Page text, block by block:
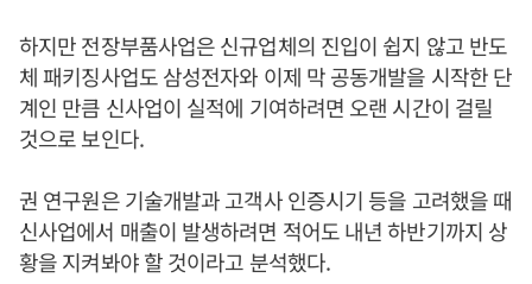
하지만 전장부품사업은 신규업체의 진입이 쉽지 않고 반도
체 패키징사업도 삼성전자와 이제 막 공동개발을 시작한 단
계인 만큼 신사업이 실적에 기여하려면 오랜 시간이 걸릴
것으로 보인다.
권 연구원은 기술개발과 고객사 인증시기 등을 고려했을 때
신사업에서 매출이 발생하려면 적어도 내년 하반기까지 상
황을 지켜봐야 할 것이라고 분석했다.